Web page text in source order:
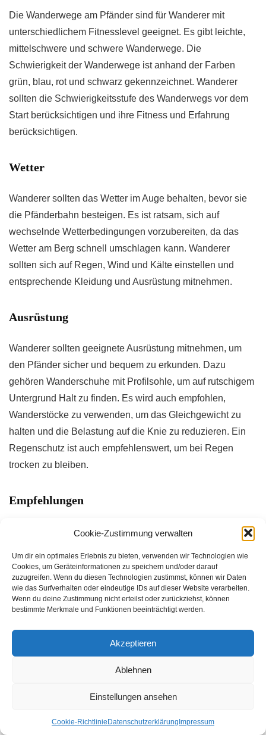
Cookie-Zustimmung verwalten
Um dir ein optimales Erlebnis zu bieten, verwenden wir Technologien wie
Cookies, um Geräteinformationen zu speichern und/oder darauf
zuzugreifen. Wenn du diesen Technologien zustimmst, können wir Daten
wie das Surfverhalten oder eindeutige IDs auf dieser Website verarbeiten.
Wenn du deine Zustimmung nicht erteilst oder zurückziehst, können
bestimmte Merkmale und Funktionen beeinträchtigt werden.
Akzeptieren
Ablehnen
Einstellungen ansehen
Cookie-Richtlinie Datenschutzerklärung Impressum
Die Wanderwege am Pfänder sind für Wanderer mit
unterschiedlichem Fitnesslevel geeignet. Es gibt leichte,
mittelschwere und schwere Wanderwege. Die
Schwierigkeit der Wanderwege ist anhand der Farben
grün, blau, rot und schwarz gekennzeichnet. Wanderer
sollten die Schwierigkeitsstufe des Wanderwegs vor dem
Start berücksichtigen und ihre Fitness und Erfahrung
berücksichtigen.
Wetter
Wanderer sollten das Wetter im Auge behalten, bevor sie
die Pfänderbahn besteigen. Es ist ratsam, sich auf
wechselnde Wetterbedingungen vorzubereiten, da das
Wetter am Berg schnell umschlagen kann. Wanderer
sollten sich auf Regen, Wind und Kälte einstellen und
entsprechende Kleidung und Ausrüstung mitnehmen.
Ausrüstung
Wanderer sollten geeignete Ausrüstung mitnehmen, um
den Pfänder sicher und bequem zu erkunden. Dazu
gehören Wanderschuhe mit Profilsohle, um auf rutschigem
Untergrund Halt zu finden. Es wird auch empfohlen,
Wanderstöcke zu verwenden, um das Gleichgewicht zu
halten und die Belastung auf die Knie zu reduzieren. Ein
Regenschutz ist auch empfehlenswert, um bei Regen
trocken zu bleiben.
Empfehlungen
Wanderer sollten sich vor dem Start über die
Wanderwegs informieren. Es wird empfohlen, genügend
Wasser und Snacks mitzunehmen, um während der
Wanderung ausreichend hydratisiert und energiegeladen
zu bleiben. Es ist auch ratsam, eine Karte oder einen
Wanderführer mitzunehmen, um sich auf dem Wanderweg
Bodensee-Vorarlbergein großartiges Ausflugsziel für